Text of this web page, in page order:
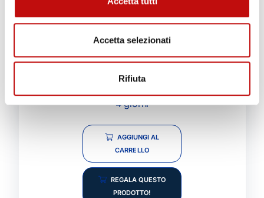
Accetta selezionati
Rifiuta
da essere perfettamente bilanciato in acqua,
a gestire la riserva di gas. Sarai in grado
emergenze.
4 giorni
AGGIUNGI AL
CARRELLO
REGALA QUESTO
PRODOTTO!